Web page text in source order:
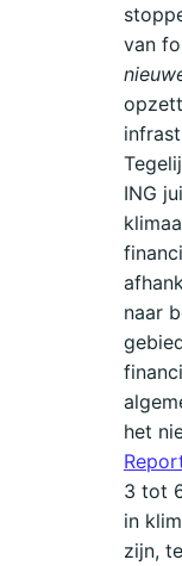
van
ING
naar
het
3 tot
in
zijn,